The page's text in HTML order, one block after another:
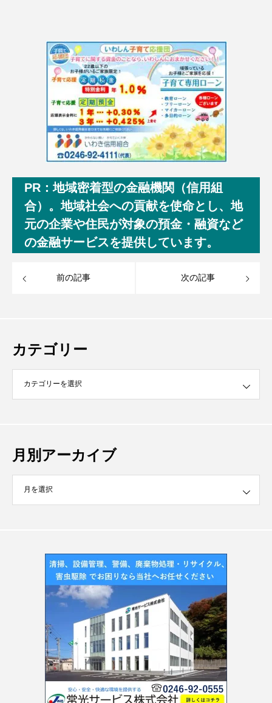
PR：地域密着型の金融機関（信用組
合）。地域社会への貢献を使命とし、地
元の企業や住民が対象の預金・融資など
の金融サービスを提供しています。
前の記事 次の記事
カテゴリー
月別アーカイブ